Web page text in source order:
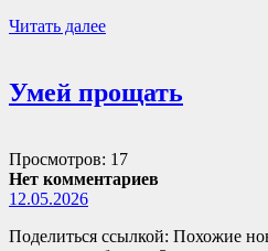
Читать далее
Умей прощать
Просмотров: 17
Нет комментариев
12.05.2026
Поделиться ссылкой: Похожие